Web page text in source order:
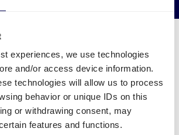
experiences, we use technologies
and/or access device information.
technologies will allow us to process
behavior or unique IDs on this
or withdrawing consent, may
features and functions.
sind für Lille
ist grundsätzlich zwischen